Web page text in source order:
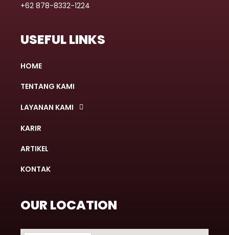
+62 878-8332-1224
USEFUL LINKS
HOME
TENTANG KAMI
LAYANAN KAMI
KARIR
ARTIKEL
KONTAK
OUR LOCATION